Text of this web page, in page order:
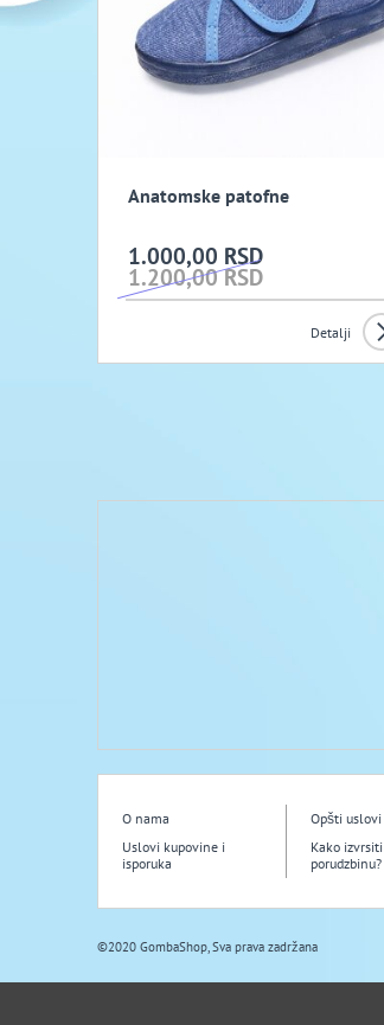
Anatomske patofne
1.000,00 RSD
1.200,00 RSD
Detalji
O nama Opšti uslovi
Uslovi kupovine i
isporuka
Kako izvrsiti
porudzbinu?
©2020 GombaShop, Sva prava zadržana